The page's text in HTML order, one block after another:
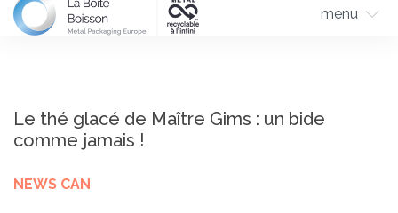
menu
Le thé glacé de Maître Gims : un bide
comme jamais !
NEWS CAN